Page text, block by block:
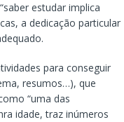
estudar implica
a dedicação particular
para conseguir
resumos…), que
“uma das
idade, traz inúmeros